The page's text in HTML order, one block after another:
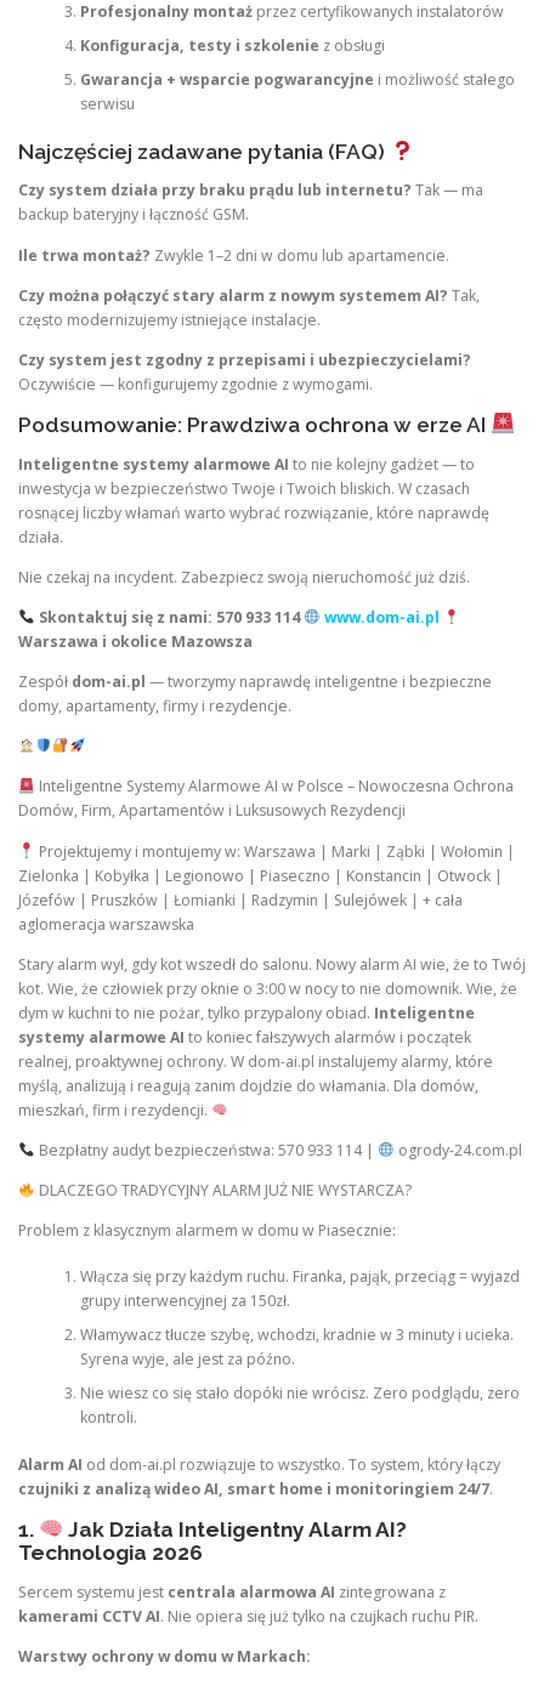
Profesjonalny montażprzez certyfikowanych instalatorów
Konfiguracja, testy i szkolenie z obsługi
Gwarancja + wsparcie pogwarancyjne i możliwość stałego
serwisu
Najczęściej zadawane pytania (FAQ)
Czy system działa przy braku prądu lub internetu? Tak — ma
backup bateryjny i łączność GSM.
Ile trwa montaż? Zwykle 1–2 dni w domu lub apartamencie.
Czy można połączyć stary alarm z nowym systemem AI? Tak,
często modernizujemy istniejące instalacje.
Czy system jest zgodny z przepisami i ubezpieczycielami?
Oczywiście — konfigurujemy zgodnie z wymogami.
Podsumowanie: Prawdziwa ochrona w erze AI
Inteligentne systemy alarmowe AI to nie kolejny gadżet — to
inwestycja w bezpieczeństwo Twoje i Twoich bliskich. W czasach
rosnącej liczby włamań warto wybrać rozwiązanie, które naprawdę
działa.
Nie czekaj na incydent. Zabezpiecz swoją nieruchomość już dziś.
Skontaktuj się z nami: 570 933 114
www.dom-ai.pl
Warszawa i okolice Mazowsza
Zespół dom-ai.pl — tworzymy naprawdę inteligentne i bezpieczne
domy, apartamenty, firmy i rezydencje.
Inteligentne Systemy Alarmowe AI w Polsce – Nowoczesna Ochrona
Domów, Firm, Apartamentów i Luksusowych Rezydencji
Projektujemy i montujemy w: Warszawa | Marki | Ząbki | Wołomin |
Zielonka | Kobyłka | Legionowo | Piaseczno | Konstancin | Otwock |
Józefów | Pruszków | Łomianki | Radzymin | Sulejówek | + cała
aglomeracja warszawska
Stary alarm wył, gdy kot wszedł do salonu. Nowy alarm AI wie, że to Twój
kot. Wie, że człowiek przy oknie o 3:00 w nocy to nie domownik. Wie, że
dym w kuchni to nie pożar, tylko przypalony obiad. Inteligentne
systemy alarmowe AI to koniec fałszywych alarmów i początek
realnej, proaktywnej ochrony. W dom-ai.pl instalujemy alarmy, które
myślą, analizują i reagują zanim dojdzie do włamania. Dla domów,
mieszkań, firm i rezydencji.
Bezpłatny audyt bezpieczeństwa: 570 933 114 |
ogrody-24.com.pl
DLACZEGO TRADYCYJNY ALARM JUŻ NIE WYSTARCZA?
Problem z klasycznym alarmem w domu w Piasecznie:
Włącza się przy każdym ruchu. Firanka, pająk, przeciąg = wyjazd
grupy interwencyjnej za 150zł.
Włamywacz tłucze szybę, wchodzi, kradnie w 3 minuty i ucieka.
Syrena wyje, ale jest za późno.
Nie wiesz co się stało dopóki nie wrócisz. Zero podglądu, zero
kontroli.
Alarm AI od dom-ai.pl rozwiązuje to wszystko. To system, który łączy
czujniki z analizą wideo AI, smart home i monitoringiem 24/7.
1.
Jak Działa Inteligentny Alarm AI?
Technologia 2026
Sercem systemu jest centrala alarmowa AI zintegrowana z
kamerami CCTV AI. Nie opiera się już tylko na czujkach ruchu PIR.
Warstwy ochrony w domu w Markach: